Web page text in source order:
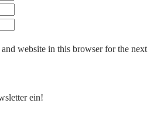
website in this browser for the next
ein!